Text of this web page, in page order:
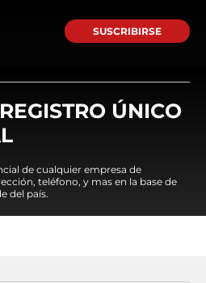
SUSCRIBIRSE
ÚNICO
de cualquier empresa de
teléfono, y mas en la base de
del país.